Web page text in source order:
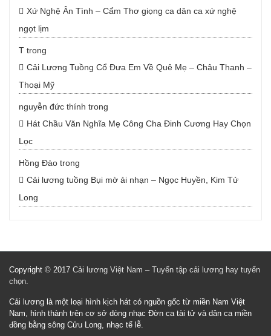
Xứ Nghệ Ân Tình – Cẩm Thơ giọng ca dân ca xứ nghệ
ngọt lịm
T trong
Cải Lương Tuồng Cổ Đưa Em Về Quê Mẹ – Châu Thanh –
Thoại Mỹ
nguyễn đức thính trong
Hát Chầu Văn Nghĩa Mẹ Công Cha Đinh Cương Hay Chọn
Lọc
Hồng Đào trong
Cải lương tuồng Bụi mờ ải nhạn – Ngọc Huyền, Kim Tử
Long
Copyright © 2017 Cải lương Việt Nam – Tuyển tập cải lương hay tuyển
chọn.
Cải lương là một loại hình kịch hát có nguồn gốc từ miền Nam Việt
Nam, hình thành trên cơ sở dòng nhạc Đờn ca tài tử và dân ca miền
đồng bằng sông Cửu Long, nhạc tế lễ.